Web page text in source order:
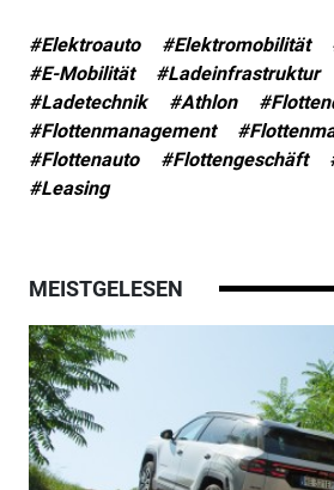
#Elektroauto #Elektromobilität
#E-Mobilität
#Ladeinfrastruktur
#Ladetechnik
#Athlon
#Flottenmanagement
#Flottenauto
#Flottengeschäft
#Leasing
MEISTGELESEN